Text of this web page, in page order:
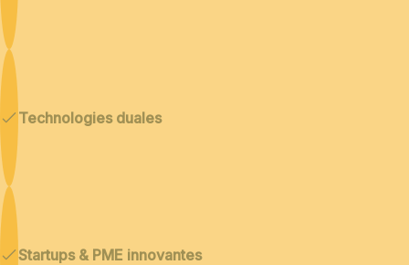
Technologies duales
Startups & PME innovantes